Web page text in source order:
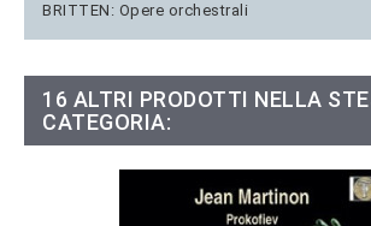
BRITTEN: Opere orchestrali
16 ALTRI PRODOTTI NELLA
CATEGORIA: